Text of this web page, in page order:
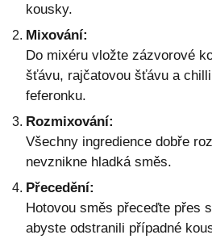
kousky.
Mixování:
Do mixéru vložte zázvorové
šťávu, rajčatovou šťávu a
feferonku.
Rozmixování:
Všechny ingredience dobře
nevznikne hladká směs.
Přecedění:
Hotovou směs přeceďte přes
abyste odstranili případné